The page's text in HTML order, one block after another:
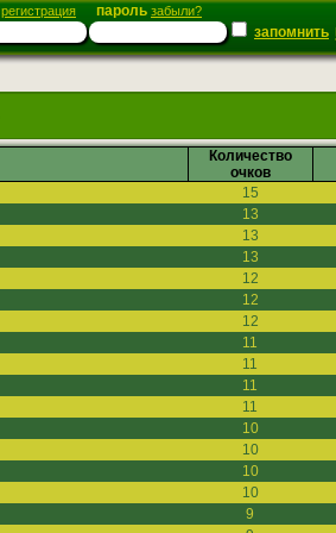
регистрация пароль забыли?
запомнить
Количество
очков
15
13
13
13
12
12
12
11
11
11
11
10
10
10
10
9